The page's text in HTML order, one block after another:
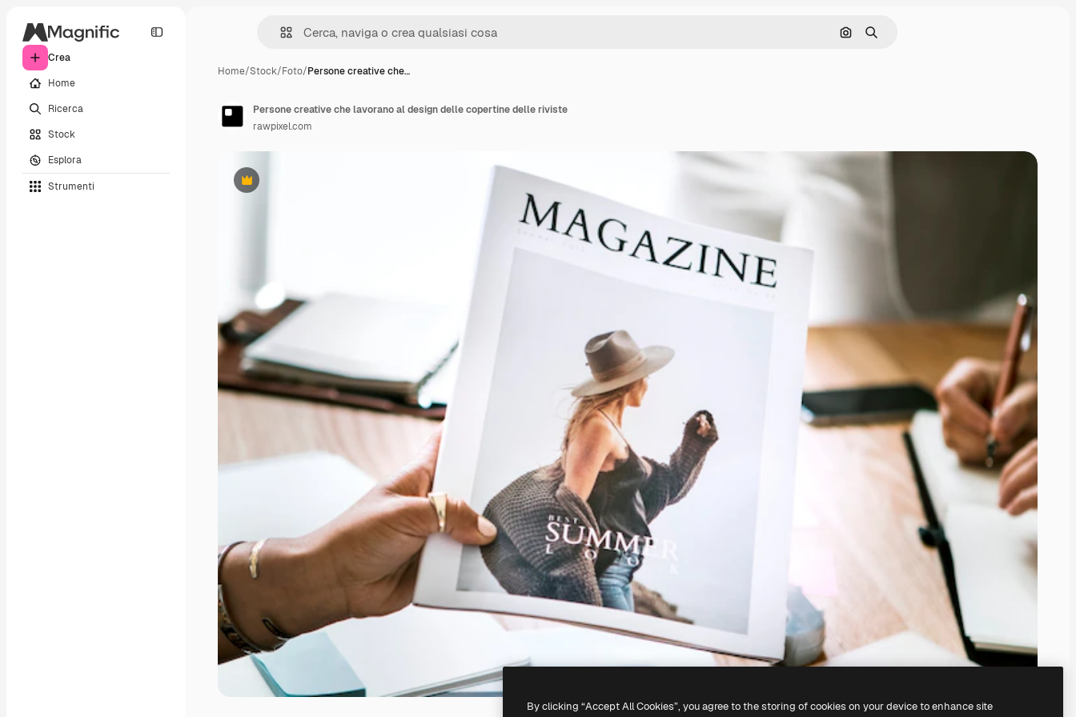
Crea
Home
Ricerca
Stock
Esplora
Strumenti
Cerca per immagine
Ricerca
Home/Stock/Foto/Persone creative che…
Premium
Persone creative che lavorano al design delle copertine delle riviste
rawpixel.com
By clicking “Accept All Cookies”, you agree to the storing of cookies on your device to enhance site